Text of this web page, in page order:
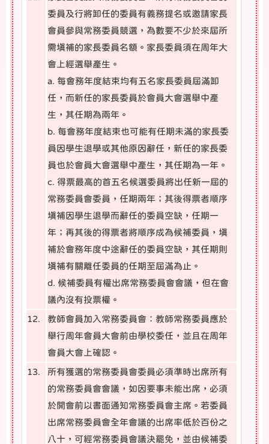
委員及行將卸任的委員有義務提名或邀請家長
會員參與常務委員競選，為數要不少於來屆所
需填補的家長委員名額。家長委員須在周年大
會上經選舉產生。
a. 每會務年度結束均有五名家長委員屆滿卸
任，而新任的家長委員於會員大會選舉中產
生，其任期為兩年。
b. 每會務年度結束也可能有任期未滿的家長委
員因學生退學或其他原因辭任，新任的家長委
員也於會員大會選舉中產生，其任期為一年。
c. 得票最高的首五名候選委員將出任新一屆的
常務委員會委員，任期兩年；其後得票者順序
填補因學生退學而辭任的委員空缺，任期一
年；再其後的得票者將順序成為候補委員，填
補於會務年度中途辭任的委員空缺，其任期則
填補有關離任委員的任期至屆滿為止。
d. 候補委員有權出席常務委員會會議，但在會
議內沒有投票權。
12.
教師會員加入常務委員會：教師常務委員應於
舉行周年會員大會前由學校委任，並且在周年
會員大會上確認。
13.
所有獲選的常務委員會委員必須準時出席所有
的常務委員會會議，如因要事未能出席，必須
於開會前以書面通知常務委員會主席。若委員
出席常務委員會全年會議的出席率低於百份之
八十，可經常務委員會議決罷免，並由候補委